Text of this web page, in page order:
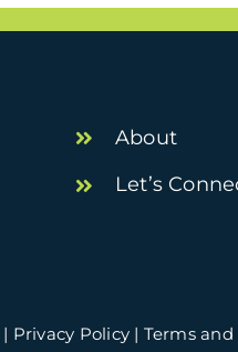
About
Let’s
| Privacy Policy | Terms